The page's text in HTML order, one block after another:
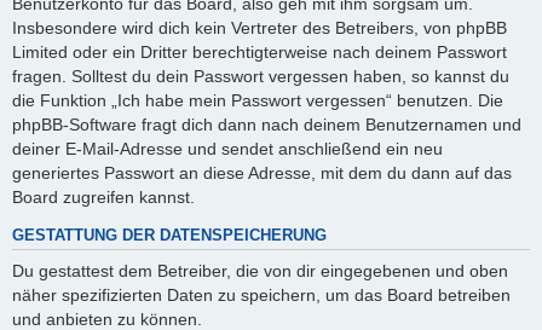
Insbesondere wird dich kein Vertreter des Betreibers, von phpBB
Limited oder ein Dritter berechtigterweise nach deinem Passwort
fragen. Solltest du dein Passwort vergessen haben, so kannst du
die Funktion „Ich habe mein Passwort vergessen“ benutzen. Die
phpBB-Software fragt dich dann nach deinem Benutzernamen und
deiner E-Mail-Adresse und sendet anschließend ein neu
generiertes Passwort an diese Adresse, mit dem du dann auf das
Board zugreifen kannst.
GESTATTUNG DER DATENSPEICHERUNG
Du gestattest dem Betreiber, die von dir eingegebenen und oben
näher spezifizierten Daten zu speichern, um das Board betreiben
und anbieten zu können.